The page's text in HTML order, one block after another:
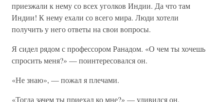
приезжали к нему со всех уголков Индии. Да что там
Индии! К нему ехали со всего мира. Люди хотели
получить у него ответы на свои вопросы.
Я сидел рядом с профессором Ранадом. «О чем ты хочешь
спросить меня?» — поинтересовался он.
«Не знаю», — пожал я плечами.
«Тогда зачем ты приехал ко мне?» — удивился он.